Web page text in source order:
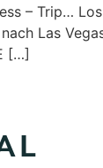
– Trip…
Las
[…]